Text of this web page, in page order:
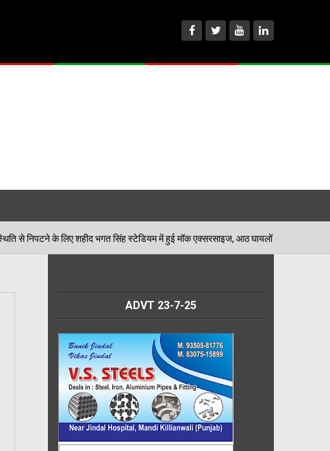
भगत सिंह स्टेडियम में हुई मॉक एक्सरसाइज, आठ घायलों का किया गया रेस्क्यू
ADVT 23-7-25